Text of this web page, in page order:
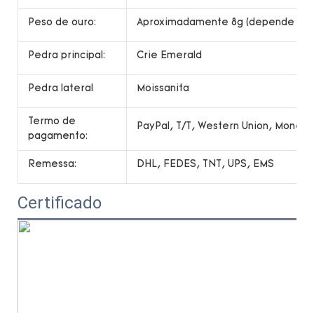
Peso de ouro: Aproximadamente 8g (depende do
Pedra principal: Crie Emerald
Pedra lateral Moissanita
Termo de
pagamento:
PayPal, T/T, Western Union,
Remessa: DHL, FEDES, TNT, UPS, EMS
Certificado